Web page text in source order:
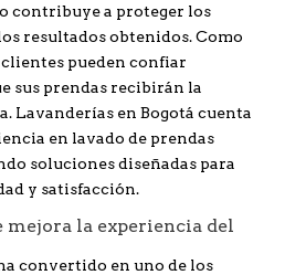
contribuye a proteger los
resultados obtenidos. Como
pueden confiar
sus prendas recibirán la
Lavanderías en Bogotá cuenta
en lavado de prendas
soluciones diseñadas para
y satisfacción.
mejora la experiencia del
convertido en uno de los